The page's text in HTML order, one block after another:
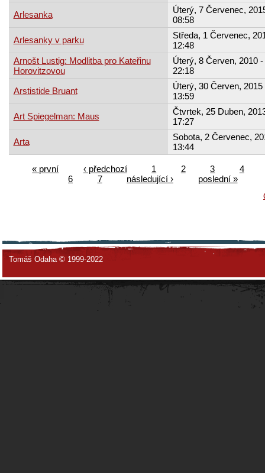
Arlesanka
Úterý, 7 Červenec,
08:58
Arlesanky v parku
Středa, 1 Červenec,
12:48
Arnošt Lustig: Modlitba pro Kateřinu
Horovitzovou
Úterý, 8 Červen, 2010 -
22:18
Arstistide Bruant
Úterý, 30 Červen, 2015
13:59
Art Spiegelman: Maus
Čtvrtek, 25 Duben,
17:27
Arta
Sobota, 2 Červenec,
13:44
« první ‹ předchozí 1 2 3
4
6
7 následující ›
poslední »
Tomáš Odaha © 1999-2022